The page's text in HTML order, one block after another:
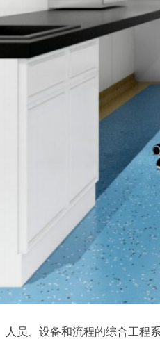
员、设备和流程的综合工程